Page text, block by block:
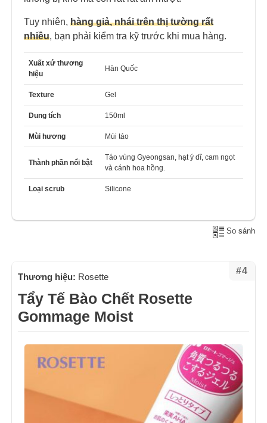
Tuy nhiên, hàng giả, nhái trên thị tường rất
nhiều, bạn phải kiểm tra kỹ trước khi mua hàng.
Xuất xứ thương
hiệu
Hàn Quốc
Texture Gel
Dung tích 150ml
Mùi hương Mùi táo
Thành phần nổi bật
Táo vùng Gyeongsan, hạt ý dĩ, cam ngọt
và cánh hoa hồng.
Loại scrub Silicone
So sánh
#4
Thương hiệu: Rosette
Tẩy Tế Bào Chết Rosette
Gommage Moist